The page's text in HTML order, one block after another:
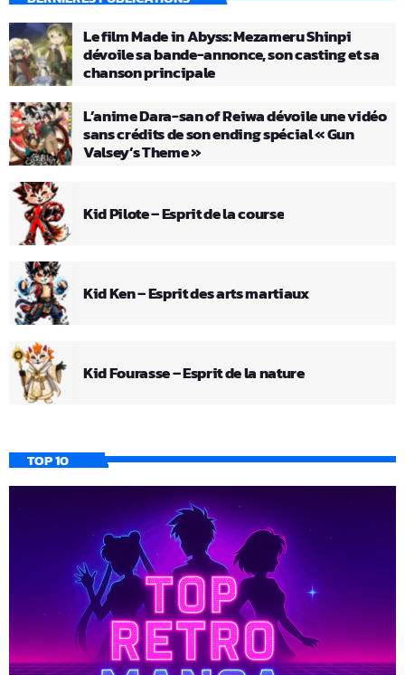
Le film Made in Abyss: Mezameru Shinpi
dévoile sa bande-annonce, son casting et sa
chanson principale
L’anime Dara-san of Reiwa dévoile une vidéo
sans crédits de son ending spécial « Gun
Valsey’s Theme »
Kid Pilote – Esprit de la course
Kid Ken – Esprit des arts martiaux
Kid Fourasse – Esprit de la nature
TOP 10